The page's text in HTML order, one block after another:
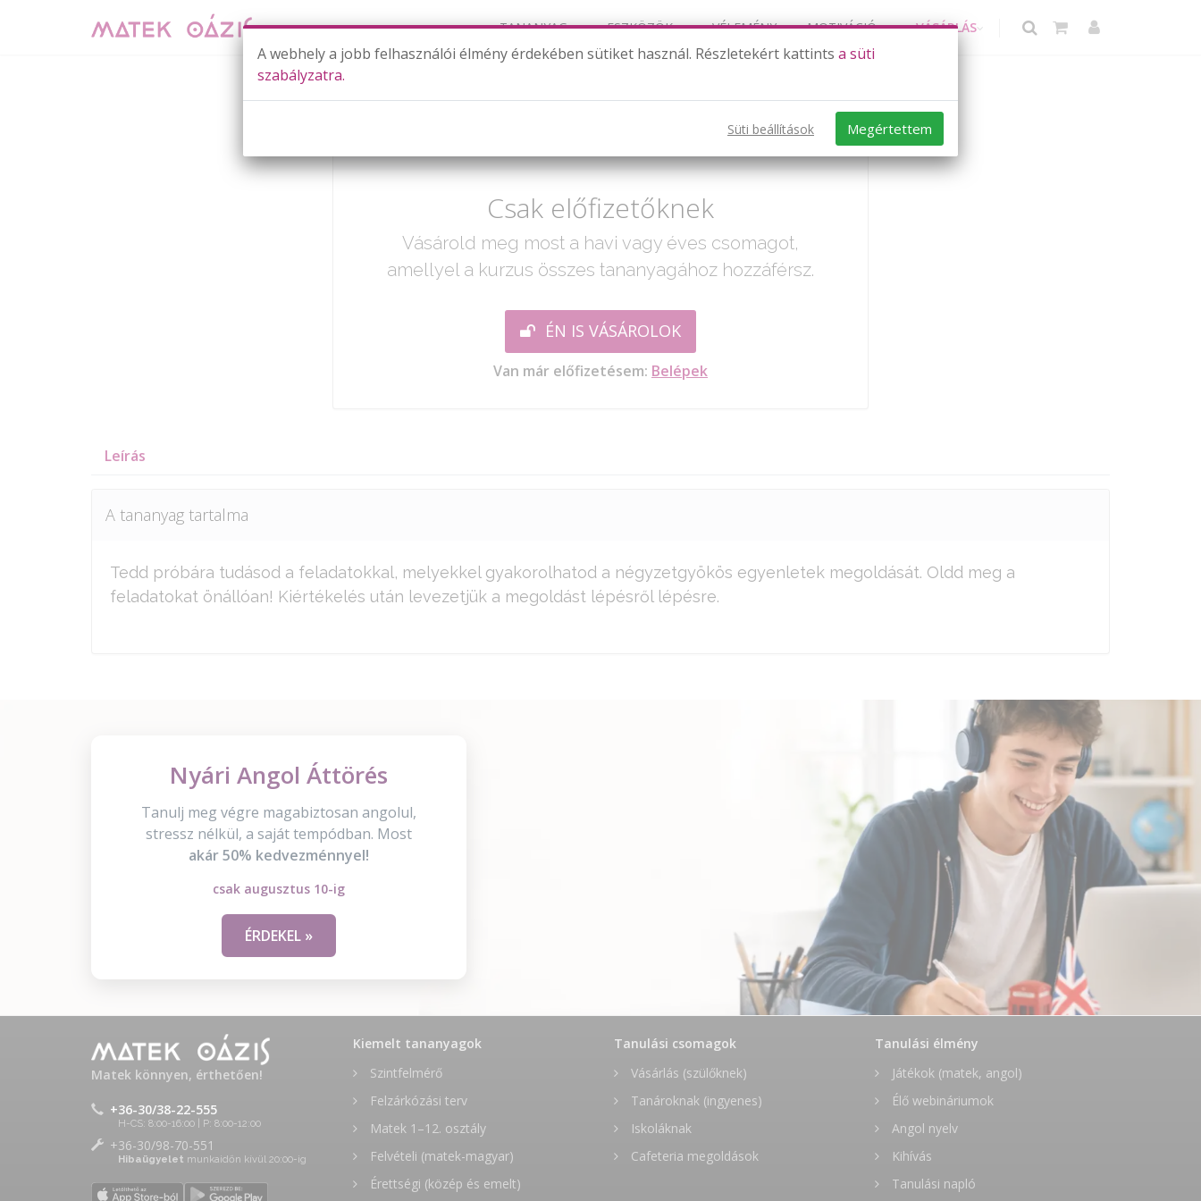
TANANYAG ESZKÖZÖK VÉLEMÉNY MOTIVÁCIÓ VÁSÁRLÁS
Csak előfizetőknek
Vásárold meg most a havi vagy éves csomagot,
amellyel a kurzus összes tananyagához hozzáférsz.
ÉN IS VÁSÁROLOK
Van már előfizetésem: Belépek
Leírás
A tananyag tartalma
Tedd próbára tudásod a feladatokkal, melyekkel gyakorolhatod a négyzetgyökös egyenletek megoldását. Oldd meg a
feladatokat önállóan! Kiértékelés után levezetjük a megoldást lépésről lépésre.
Nyári Angol Áttörés
Tanulj meg végre magabiztosan angolul,
stressz nélkül, a saját tempódban. Most
akár 50% kedvezménnyel!
csak augusztus 10-ig
ÉRDEKEL »
Matek könnyen, érthetően!
+36-30/38-22-555
H-CS: 8:00-16:00 | P: 8:00-12:00
+36-30/98-70-551
Hibaügyelet munkaidőn kívül 20:00-ig
Kiemelt tananyagok
Szintfelmérő
Felzárkózási terv
Matek 1–12. osztály
Felvételi (matek-magyar)
Érettségi (közép és emelt)
Tanulási csomagok
Vásárlás (szülőknek)
Tanároknak (ingyenes)
Iskoláknak
Cafeteria megoldások
Tanulási élmény
Játékok (matek, angol)
Élő webináriumok
Angol nyelv
Kihívás
Tanulási napló
A webhely a jobb felhasználói élmény érdekében sütiket használ. Részletekért kattints a süti
szabályzatra.
Süti beállítások Megértettem